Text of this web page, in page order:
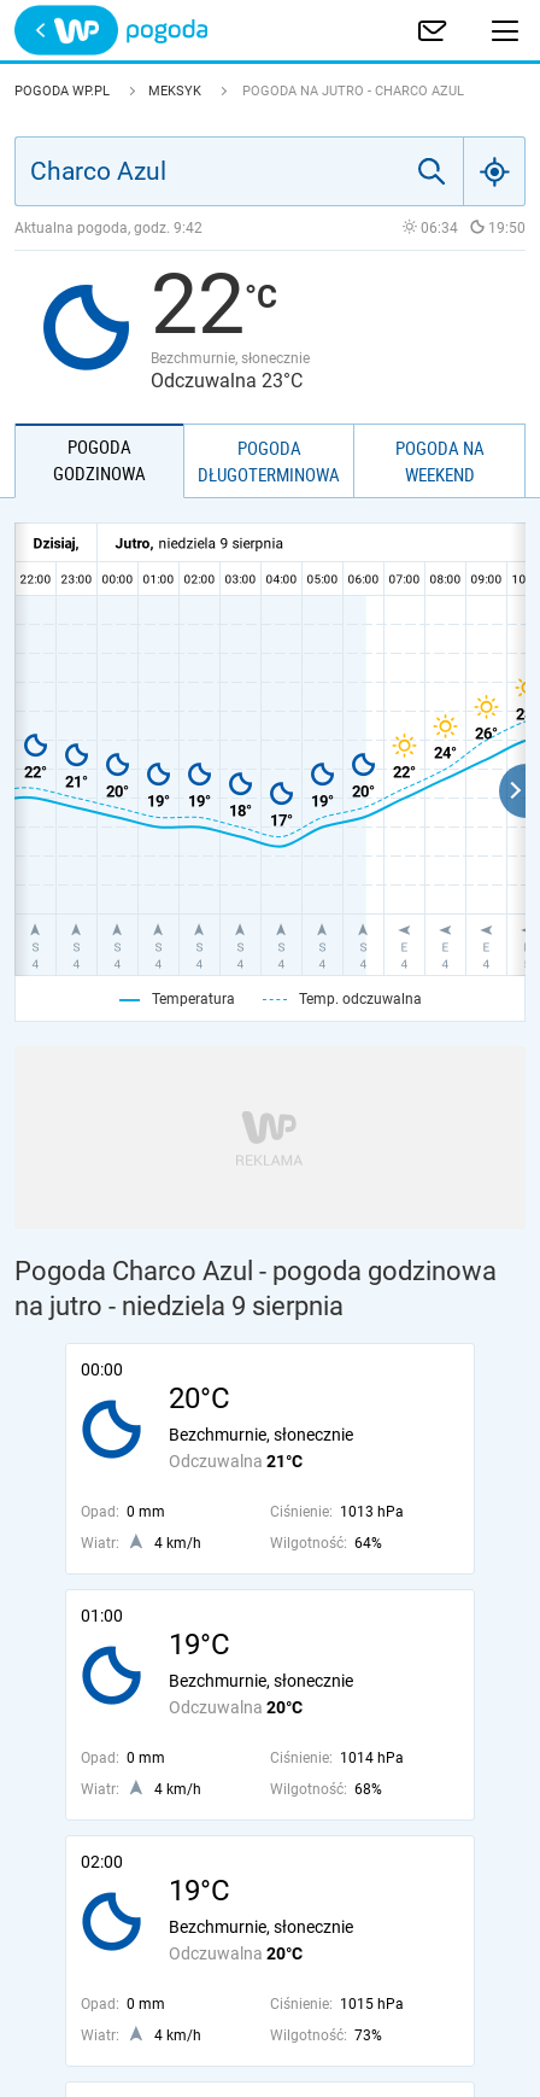
Trwa ładowanie
POLSKA
JAKOŚĆ POWIETRZA
POGODA WP.PL MEKSYK POGODA NA JUTRO - CHARCO AZUL
Aktualna pogoda, godz. 9:42 06:34 19:50
22
Bezchmurnie, słonecznie
Odczuwalna 23°C
POGODA
GODZINOWA
POGODA
DŁUGOTERMINOWA
POGODA NA
WEEKEND
Temperatura Temp. odczuwalna
Pogoda Charco Azul - pogoda godzinowa
na jutro - niedziela 9 sierpnia
00:00
20°C
Odczuwalna 21°C
Bezchmurnie, słonecznie
Opad: 0 mm Ciśnienie: 1013 hPa
Wiatr:
4 km/h Wilgotność: 64%
01:00
19°C
Odczuwalna 20°C
Bezchmurnie, słonecznie
Opad: 0 mm Ciśnienie: 1014 hPa
Wiatr:
4 km/h Wilgotność: 68%
02:00
19°C
Odczuwalna 20°C
Bezchmurnie, słonecznie
Opad: 0 mm Ciśnienie: 1015 hPa
Wiatr:
4 km/h Wilgotność: 73%